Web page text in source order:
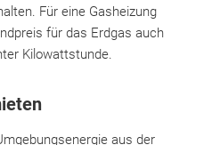
Für eine Gasheizung
für das Erdgas auch
Kilowattstunde.
aus der